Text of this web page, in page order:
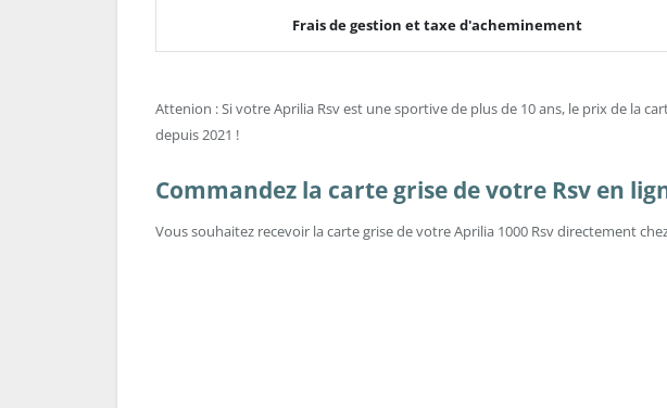
Frais de gestion et taxe d'acheminement
Attenion : Si votre Aprilia Rsv est une sportive de plus de 10 ans, le prix de la
depuis 2021 !
Commandez la carte grise de votre Rsv en
Vous souhaitez recevoir la carte grise de votre Aprilia 1000 Rsv directement